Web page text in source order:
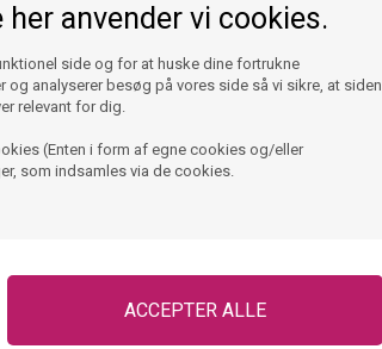
anvender vi cookies.
side og for at huske dine fortrukne
analyserer besøg på vores side så vi sikre, at siden
relevant for dig.
(Enten i form af egne cookies og/eller
som indsamles via de cookies.